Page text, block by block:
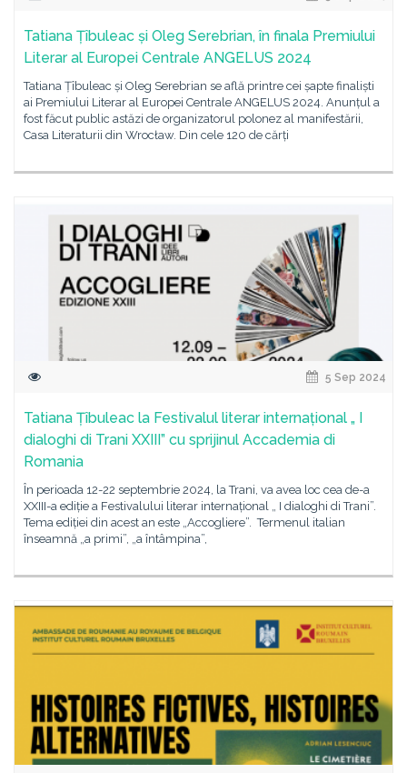
Tatiana Țîbuleac și Oleg Serebrian, în finala Premiului
Literar al Europei Centrale ANGELUS 2024
Tatiana Țîbuleac și Oleg Serebrian se află printre cei șapte finaliști
ai Premiului Literar al Europei Centrale ANGELUS 2024. Anunțul a
fost făcut public astăzi de organizatorul polonez al manifestării,
Casa Literaturii din Wrocław. Din cele 120 de cărți
5 Sep 2024
Tatiana Țîbuleac la Festivalul literar internațional „ I
dialoghi di Trani XXIII” cu sprijinul Accademia di
Romania
În perioada 12-22 septembrie 2024, la Trani, va avea loc cea de-a
XXIII-a ediție a Festivalului literar internațional „ I dialoghi di Trani”.
Tema ediției din acest an este „Accogliere”. Termenul italian
înseamnă „a primi”, „a întâmpina”,